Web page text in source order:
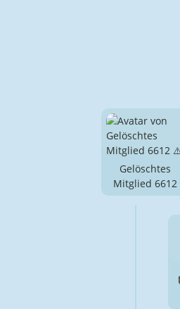
Gelöschtes
Mitglied 6612